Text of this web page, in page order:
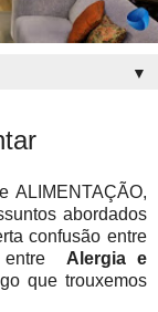
▼
ALIMENTAÇÃO,
abordados
confusão entre
entre Alergia e
que trouxemos